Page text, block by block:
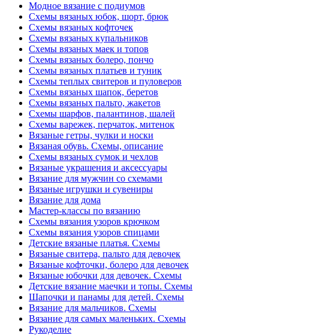
Модное вязание с подиумов
Схемы вязаных юбок, шорт, брюк
Схемы вязаных кофточек
Схемы вязаных купальников
Схемы вязаных маек и топов
Схемы вязаных болеро, пончо
Схемы вязаных платьев и туник
Схемы теплых свитеров и пуловеров
Схемы вязаных шапок, беретов
Схемы вязаных пальто, жакетов
Схемы шарфов, палантинов, шалей
Схемы варежек, перчаток, митенок
Вязаные гетры, чулки и носки
Вязаная обувь. Схемы, описание
Схемы вязаных сумок и чехлов
Вязаные украшения и аксессуары
Вязание для мужчин со схемами
Вязаные игрушки и сувениры
Вязание для дома
Мастер-классы по вязанию
Схемы вязания узоров крючком
Схемы вязания узоров спицами
Детские вязаные платья. Схемы
Вязаные свитера, пальто для девочек
Вязаные кофточки, болеро для девочек
Вязаные юбочки для девочек. Схемы
Детские вязание маечки и топы. Схемы
Шапочки и панамы для детей. Схемы
Вязание для мальчиков. Схемы
Вязание для самых маленьких. Схемы
Рукоделие